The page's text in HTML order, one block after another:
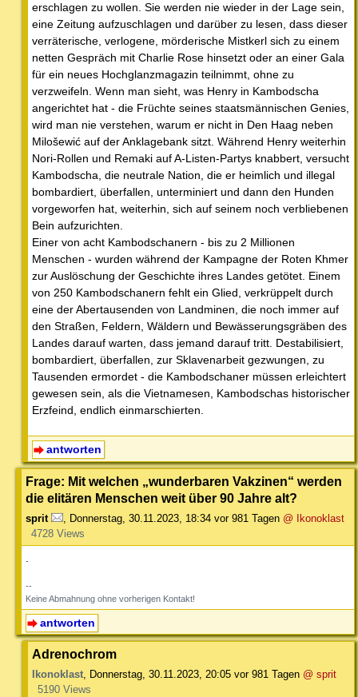
erschlagen zu wollen. Sie werden nie wieder in der Lage sein,
eine Zeitung aufzuschlagen und darüber zu lesen, dass dieser
verräterische, verlogene, mörderische Mistkerl sich zu einem
netten Gespräch mit Charlie Rose hinsetzt oder an einer Gala
für ein neues Hochglanzmagazin teilnimmt, ohne zu
verzweifeln. Wenn man sieht, was Henry in Kambodscha
angerichtet hat - die Früchte seines staatsmännischen Genies,
wird man nie verstehen, warum er nicht in Den Haag neben
Milošewić auf der Anklagebank sitzt. Während Henry weiterhin
Nori-Rollen und Remaki auf A-Listen-Partys knabbert, versucht
Kambodscha, die neutrale Nation, die er heimlich und illegal
bombardiert, überfallen, unterminiert und dann den Hunden
vorgeworfen hat, weiterhin, sich auf seinem noch verbliebenen
Bein aufzurichten.
Einer von acht Kambodschanern - bis zu 2 Millionen
Menschen - wurden während der Kampagne der Roten Khmer
zur Auslöschung der Geschichte ihres Landes getötet. Einem
von 250 Kambodschanern fehlt ein Glied, verkrüppelt durch
eine der Abertausenden von Landminen, die noch immer auf
den Straßen, Feldern, Wäldern und Bewässerungsgräben des
Landes darauf warten, dass jemand darauf tritt. Destabilisiert,
bombardiert, überfallen, zur Sklavenarbeit gezwungen, zu
Tausenden ermordet - die Kambodschaner müssen erleichtert
gewesen sein, als die Vietnamesen, Kambodschas historischer
Erzfeind, endlich einmarschierten.
antworten
Frage: Mit welchen „wunderbaren Vakzinen“ werden
die elitären Menschen weit über 90 Jahre alt?
sprit Donnerstag, 30.11.2023, 18:34 vor 981 Tagen @ Ikonoklast
4728 Views
--
Keine Abmahnung ohne vorherigen Kontakt!
antworten
Adrenochrom
Ikonoklast, Donnerstag, 30.11.2023, 20:05 vor 981 Tagen @ sprit
5190 Views